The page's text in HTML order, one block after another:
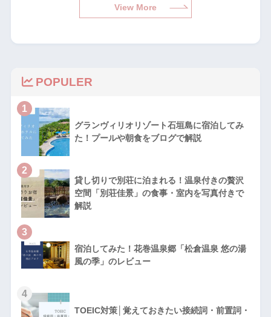
View More
POPULER
1
グランヴィリオリゾート石垣島に宿泊してみ
た！プールや朝食をブログで解説
2
貸し切りで別荘に泊まれる！温泉付きの贅沢
空間「別荘佳景」の食事・室内を写真付きで
解説
3
宿泊してみた！花巻温泉郷「松倉温泉 悠の湯
風の季」のレビュー
4
TOEIC対策│覚えておきたい接続詞・前置詞・